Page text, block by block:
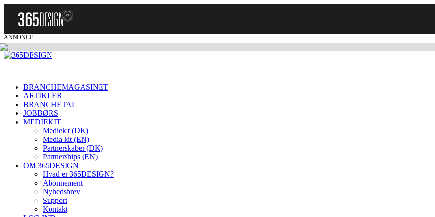
ANNONCE
BRANCHEMAGASINET
ARTIKLER
BRANCHETAL
JOBBØRS
MEDIEKIT
Mediekit (DK)
Media kit (EN)
Partnerskaber (DK)
Partnerships (EN)
OM 365DESIGN
Hvad er 365DESIGN?
Abonnement
Nyhedsbrev
Support
Kontakt